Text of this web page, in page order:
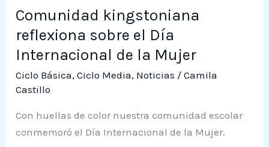
Comunidad kingstoniana
reflexiona sobre el Día
Internacional de la Mujer
Ciclo Básica,Ciclo Media, Noticias /Camila
Castillo
Con huellas de color nuestra comunidad escolar
conmemoró el Día Internacional de la Mujer.
kingstoniana
reflexiona
sobre
Día
de
la